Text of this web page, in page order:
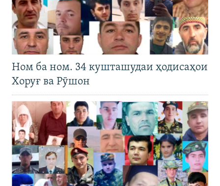
Ном ба ном. 34 кушташудаи ҳодисаҳои
Хоруғ ва Рӯшон